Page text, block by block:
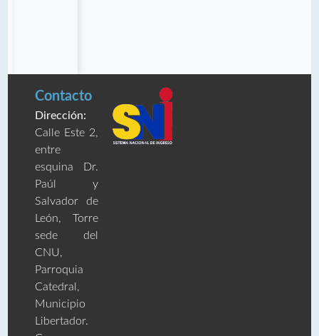
Contacto
Dirección:
Calle Este 2,
entre
esquina Dr.
Paúl y
Salvador de
León, Torre
sede del
CNU,
Parroquia
Catedral,
Municipio
Libertador.